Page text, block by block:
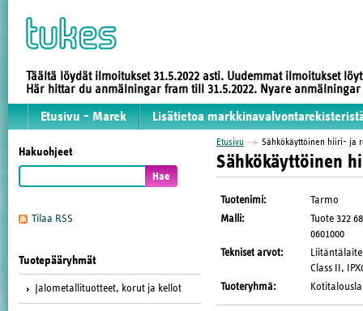
Täältä löydät ilmoitukset 31.5.2022 asti. Uudemmat ilmoitukset
Här hittar du anmälningar fram till 31.5.2022. Nyare
Etusivu - Marek Lisätietoa
Hakuohjeet
Tilaa RSS
Tuotepääryhmät
Jalometallituotteet, korut ja kellot
Etusivu Sähkökäyttöinen hiiri- ja
Sähkökäyttöinen
Tuotenimi:
Tarmo
Malli:
Tuote 322
0601000
Tekniset arvot:
Class II,
Tuoteryhmä: